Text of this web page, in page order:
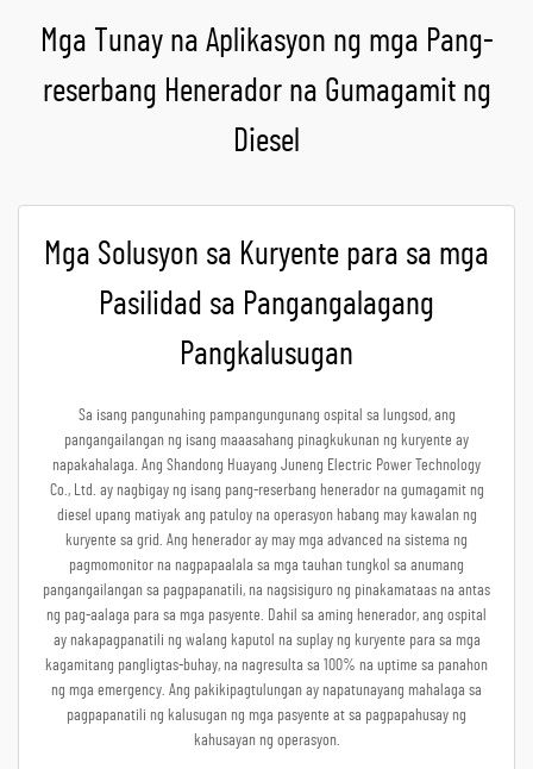
Mga Tunay na Aplikasyon ng mga Pang-
reserbang Henerador na Gumagamit ng
Diesel
Mga Solusyon sa Kuryente para sa mga
Pasilidad sa Pangangalagang
Pangkalusugan
Sa isang pangunahing pampangungunang ospital sa lungsod, ang
pangangailangan ng isang maaasahang pinagkukunan ng kuryente ay
napakahalaga. Ang Shandong Huayang Juneng Electric Power Technology
Co., Ltd. ay nagbigay ng isang pang-reserbang henerador na gumagamit ng
diesel upang matiyak ang patuloy na operasyon habang may kawalan ng
kuryente sa grid. Ang henerador ay may mga advanced na sistema ng
pagmomonitor na nagpapaalala sa mga tauhan tungkol sa anumang
pangangailangan sa pagpapanatili, na nagsisiguro ng pinakamataas na antas
ng pag-aalaga para sa mga pasyente. Dahil sa aming henerador, ang ospital
ay nakapagpanatili ng walang kaputol na suplay ng kuryente para sa mga
kagamitang pangligtas-buhay, na nagresulta sa 100% na uptime sa panahon
ng mga emergency. Ang pakikipagtulungan ay napatunayang mahalaga sa
pagpapanatili ng kalusugan ng mga pasyente at sa pagpapahusay ng
kahusayan ng operasyon.